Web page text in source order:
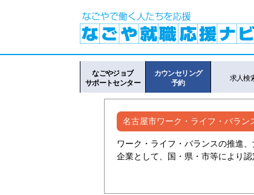
なごやジョブ
サポートセンター
カウンセリング
予約
求人検
名古屋市ワーク・ライフ・バラン
ワーク・ライフ・バランスの推進
企業として、国・県・市等により